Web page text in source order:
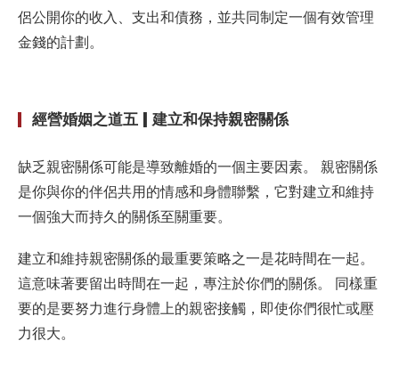
侶公開你的收入、支出和債務，並共同制定一個有效管理
金錢的計劃。
經營婚姻之道五 | 建立和保持親密關係
缺乏親密關係可能是導致離婚的一個主要因素。 親密關係
是你與你的伴侶共用的情感和身體聯繫，它對建立和維持
一個強大而持久的關係至關重要。
建立和維持親密關係的最重要策略之一是花時間在一起。
這意味著要留出時間在一起，專注於你們的關係。 同樣重
要的是要努力進行身體上的親密接觸，即使你們很忙或壓
力很大。